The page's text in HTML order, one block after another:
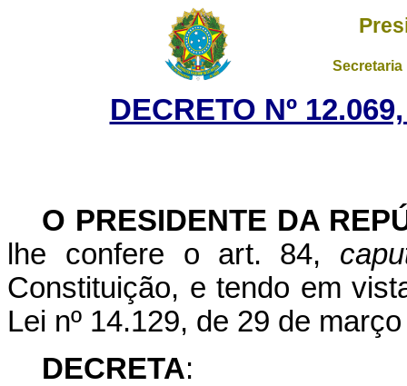
DECRETO Nº
O PRESIDENTE DA
lhe confere o art. 84,
Constituição, e tendo em
Lei nº 14.129, de 29 de
DECRETA: